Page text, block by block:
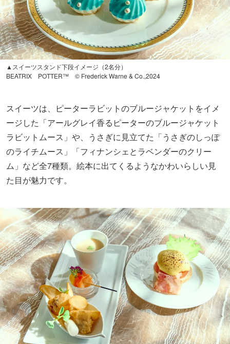
▲スイーツスタンド下段イメージ（2名分）
BEATRIX POTTER™ © Frederick Warne & Co.,2024
スイーツは、ピーターラビットのブルージャケットをイメ
ージした「アールグレイ香るピーターのブルージャケット
ラビットムース」や、うさぎに見立てた「うさぎのしっぽ
のライチムース」「フィナンシェとラベンダーのクリー
ム」など全7種類。絵本に出てくるようなかわいらしい見
た目が魅力です。